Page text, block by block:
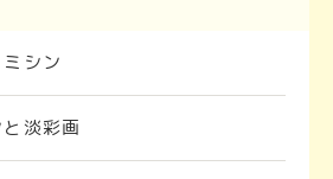
シン
淡彩画